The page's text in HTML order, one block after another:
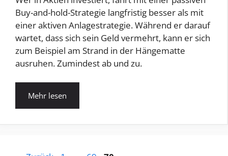
Buy-and-hold-Strategie langfristig besser als mit
einer aktiven Anlagestrategie. Während er darauf
wartet, dass sich sein Geld vermehrt, kann er sich
zum Beispiel am Strand in der Hängematte
ausruhen. Zumindest ab und zu.
Mehr lesen